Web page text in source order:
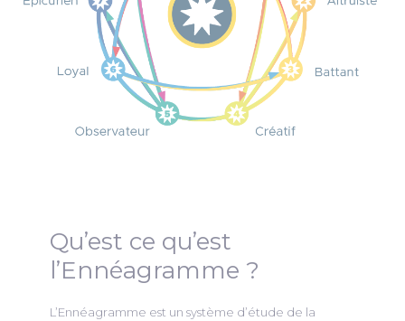
Qu’est ce qu’est
l’Ennéagramme ?
L’Ennéagramme est un système d’étude de la